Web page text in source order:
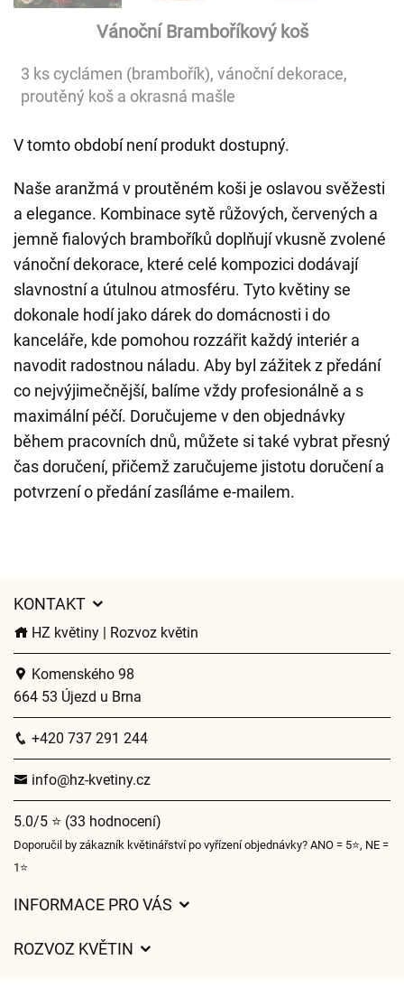
Vánoční Bramboříkový koš
3 ks cyclámen (brambořík), vánoční dekorace,
proutěný koš a okrasná mašle
V tomto období není produkt dostupný.
Naše aranžmá v proutěném koši je oslavou svěžesti
a elegance. Kombinace sytě růžových, červených a
jemně fialových bramboříků doplňují vkusně zvolené
vánoční dekorace, které celé kompozici dodávají
slavnostní a útulnou atmosféru. Tyto květiny se
dokonale hodí jako dárek do domácnosti i do
kanceláře, kde pomohou rozzářit každý interiér a
navodit radostnou náladu. Aby byl zážitek z předání
co nejvýjimečnější, balíme vždy profesionálně a s
maximální péčí. Doručujeme v den objednávky
během pracovních dnů, můžete si také vybrat přesný
čas doručení, přičemž zaručujeme jistotu doručení a
potvrzení o předání zasíláme e-mailem.
KONTAKT
HZ květiny | Rozvoz květin
Komenského 98
664 53 Újezd u Brna
+420 737 291 244
info@hz-kvetiny.cz
5.0/5 ⭐ (33 hodnocení)
Doporučil by zákazník květinářství po vyřízení objednávky? ANO = 5⭐, NE =
1⭐
INFORMACE PRO VÁS
ROZVOZ KVĚTIN